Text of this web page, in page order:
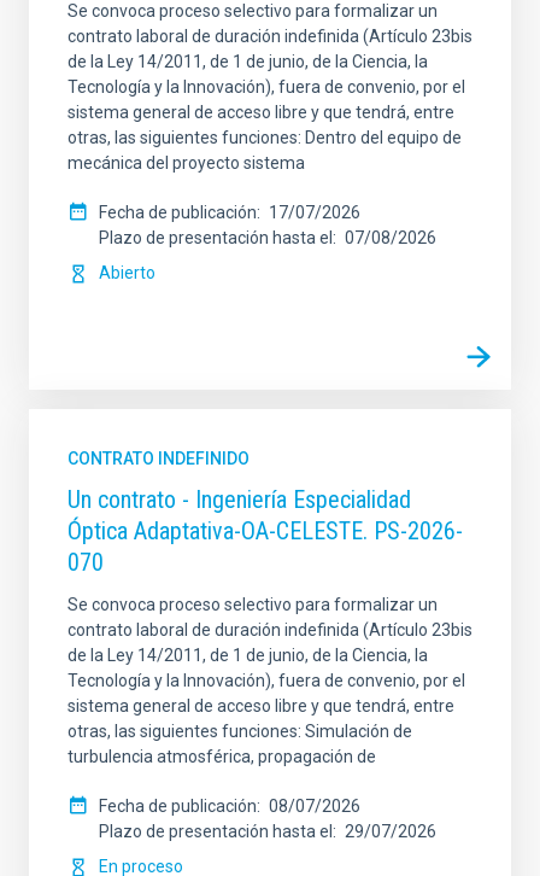
Se convoca proceso selectivo para formalizar un
contrato laboral de duración indefinida (Artículo 23bis
de la Ley 14/2011, de 1 de junio, de la Ciencia, la
Tecnología y la Innovación), fuera de convenio, por el
sistema general de acceso libre y que tendrá, entre
otras, las siguientes funciones: Dentro del equipo de
mecánica del proyecto sistema
Fecha de publicación
17/07/2026
Plazo de presentación hasta el
07/08/2026
Abierto
CONTRATO INDEFINIDO
Un contrato - Ingeniería Especialidad
Óptica Adaptativa-OA-CELESTE. PS-2026-
070
Se convoca proceso selectivo para formalizar un
contrato laboral de duración indefinida (Artículo 23bis
de la Ley 14/2011, de 1 de junio, de la Ciencia, la
Tecnología y la Innovación), fuera de convenio, por el
sistema general de acceso libre y que tendrá, entre
otras, las siguientes funciones: Simulación de
turbulencia atmosférica, propagación de
Fecha de publicación
08/07/2026
Plazo de presentación hasta el
29/07/2026
En proceso